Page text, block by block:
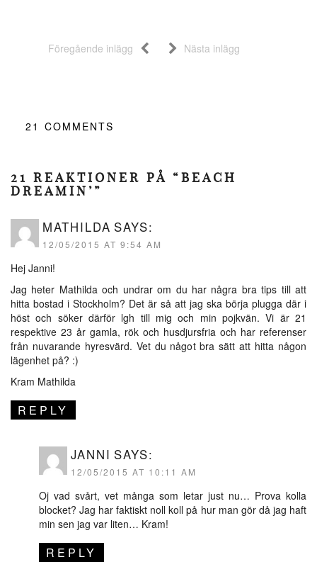
Föregående inlägg Nästa inlägg
21 COMMENTS
21 REAKTIONER PÅ “BEACH
DREAMIN’”
MATHILDA SAYS:
12/05/2015 AT 9:54 AM
Hej Janni!
Jag heter Mathilda och undrar om du har några bra tips till att
hitta bostad i Stockholm? Det är så att jag ska börja plugga där i
höst och söker därför lgh till mig och min pojkvän. Vi är 21
respektive 23 år gamla, rök och husdjursfria och har referenser
från nuvarande hyresvärd. Vet du något bra sätt att hitta någon
lägenhet på? :)
Kram Mathilda
REPLY
JANNI SAYS:
12/05/2015 AT 10:11 AM
Oj vad svårt, vet många som letar just nu… Prova kolla
blocket? Jag har faktiskt noll koll på hur man gör då jag haft
min sen jag var liten… Kram!
REPLY